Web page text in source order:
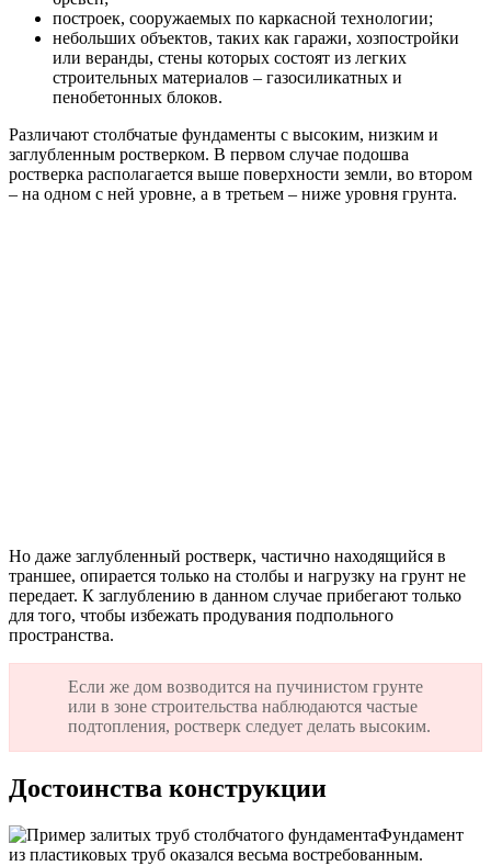
построек, сооружаемых по каркасной технологии;
небольших объектов, таких как гаражи, хозпостройки
или веранды, стены которых состоят из легких
строительных материалов – газосиликатных и
пенобетонных блоков.
Различают столбчатые фундаменты с высоким, низким и
заглубленным ростверком. В первом случае подошва
ростверка располагается выше поверхности земли, во втором
– на одном с ней уровне, а в третьем – ниже уровня грунта.
Но даже заглубленный ростверк, частично находящийся в
траншее, опирается только на столбы и нагрузку на грунт не
передает. К заглублению в данном случае прибегают только
для того, чтобы избежать продувания подпольного
пространства.
Если же дом возводится на пучинистом грунте
или в зоне строительства наблюдаются частые
подтопления, ростверк следует делать высоким.
Достоинства конструкции
Фундамент
из пластиковых труб оказался весьма востребованным.